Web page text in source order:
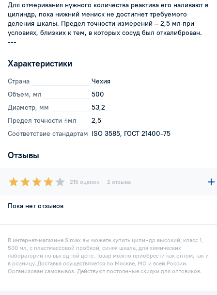
Для отмеривания нужного количества реактива его наливают в
цилиндр, пока нижний мениск не достигнет требуемого
деления шкалы. Предел точности измерений – 2,5 мл при
условиях, близких к тем, в которых сосуд был откалиброван.
---
Характеристики
Страна
Чехия
Объем, мл
500
Диаметр, мм
53,2
Предел точности ±мл
2,5
Соответствие стандартам ISO 3585, ГОСТ 21400-75
Отзывы
215 оценок 2 отзыва
Пока нет отзывов
В интернет-магазине Simax вы можете купить цилиндр высокий, класс 1,
500 мл, с пластмассовой пробкой, синяя шкала, для химических
лабораторий по выгодной цене. Товар можно приобрести как оптом, так и
в розницу. Доставка осуществляется по Москве, МО и всей России.
Организован самовывоз. Действуют постоянные скидки для оптовиков.